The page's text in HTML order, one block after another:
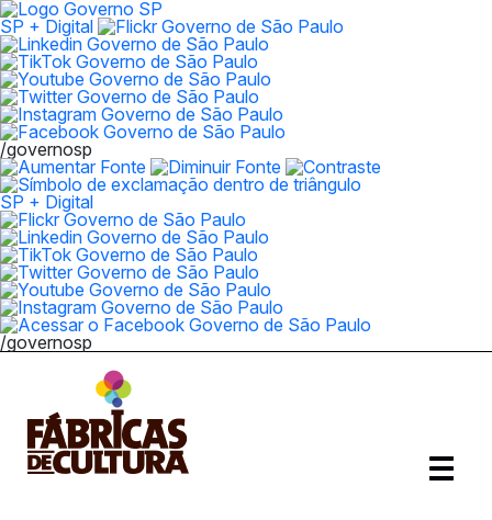
SP + Digital
/governosp
SP + Digital
/governosp